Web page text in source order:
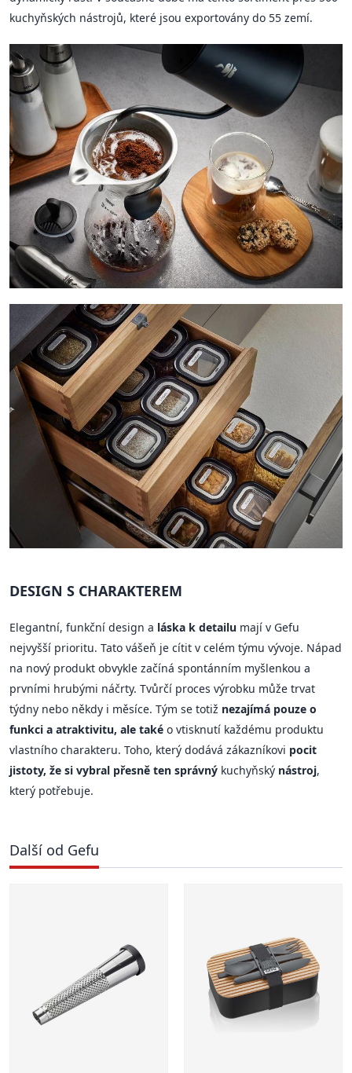
kuchyňských nástrojů, které jsou exportovány do 55 zemí.
DESIGN S CHARAKTEREM
Elegantní, funkční design a láska k detailu mají v Gefu
nejvyšší prioritu. Tato vášeň je cítit v celém týmu vývoje. Nápad
na nový produkt obvykle začíná spontánním myšlenkou a
prvními hrubými náčrty. Tvůrčí proces výrobku může trvat
týdny nebo někdy i měsíce. Tým se totiž nezajímá pouze o
funkci a atraktivitu, ale také o vtisknutí každému produktu
vlastního charakteru. Toho, který dodává zákazníkovi pocit
jistoty, že si vybral přesně ten správný kuchyňský nástroj,
který potřebuje.
Další od Gefu